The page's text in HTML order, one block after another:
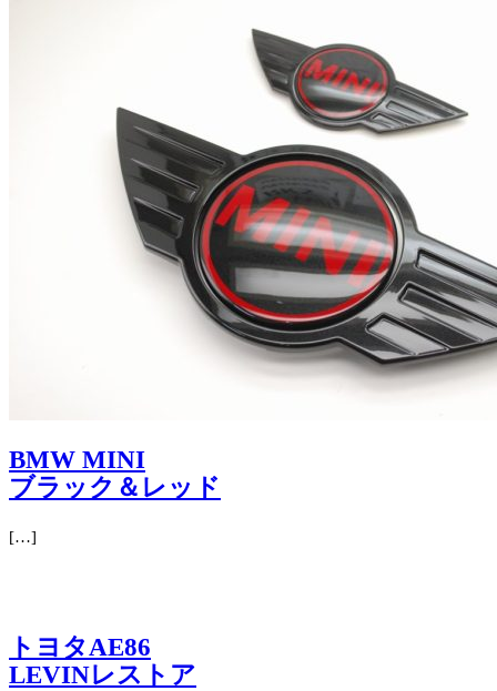
BMW MINI
ブラック＆レッド
[…]
トヨタAE86
LEVINレストア